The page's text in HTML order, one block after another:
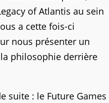
of Atlantis au sein
a cette fois-ci
nous présenter un
philosophie derrière
suite : le Future Games